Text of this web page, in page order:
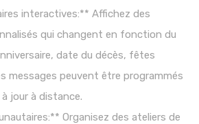
interactives:** Affichez des
qui changent en fonction du
date du décès, fêtes
messages peuvent être programmés
à jour à distance.
Organisez des ateliers de